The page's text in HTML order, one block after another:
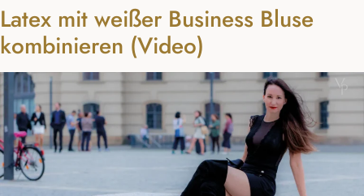
Latex mit weißer Business Bluse
kombinieren (Video)